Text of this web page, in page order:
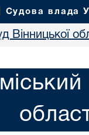
Судова влада
Вінницької